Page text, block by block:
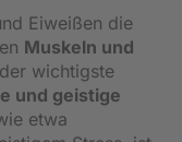
Eiweißen die
Muskeln und
wichtigste
und geistige
etwa